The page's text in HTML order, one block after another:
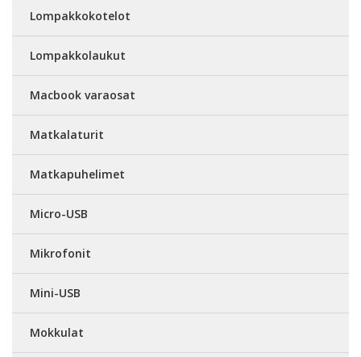
Lompakkokotelot
Lompakkolaukut
Macbook varaosat
Matkalaturit
Matkapuhelimet
Micro-USB
Mikrofonit
Mini-USB
Mokkulat